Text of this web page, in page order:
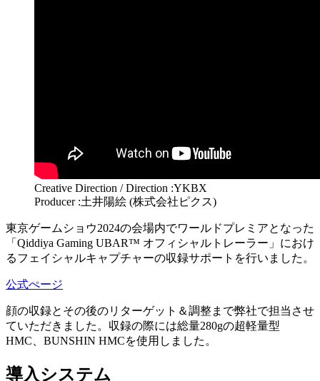
Creative Direction / Direction :YKBX
Producer :土井陽絵 (株式会社ピクス)
東京ゲームショウ2024の会場内でワールドプレミアとなった
「Qiddiya Gaming UBAR™ オフィシャルトレーラー」におけ
るフェイシャルキャプチャーの収録サポートを行いました。
公式ぺージ
顔の収録とその後のリターゲット＆調整まで弊社で担当させ
ていただきました。収録の際には総量280gの超軽量型
HMC、BUNSHIN HMCを使用しました。
導入システム